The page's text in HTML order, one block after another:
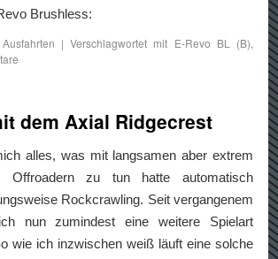
Brushless:
Ausfahrten | Verschlagwortet mit E-Revo BL (B),
dem Axial Ridgecrest
alles, was mit langsamen aber extrem
Offroadern zu tun hatte automatisch
Rockcrawling. Seit vergangenem
nun zumindest eine weitere Spielart
wie ich inzwischen weiß läuft eine solche